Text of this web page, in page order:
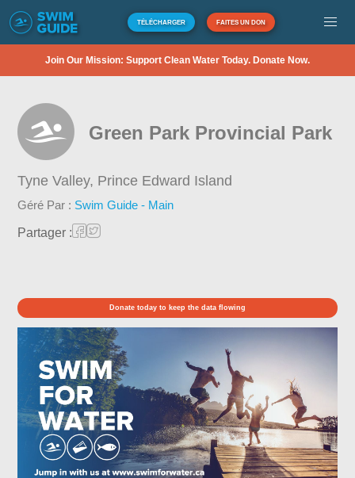
TÉLÉCHARGER FAITES UN DON
Join Our Mission: Support Clean Water Today. Donate Now.
Green Park Provincial Park
Tyne Valley, Prince Edward Island
Géré Par : Swim Guide - Main
Partager :
Donate today to keep the data flowing